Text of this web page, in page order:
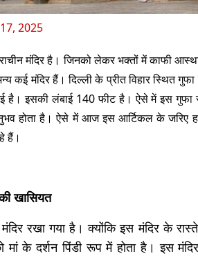
2025
मंदिर है। जिनको लेकर भक्तों में काफी
कई मंदिर हैं। दिल्ली के प्रीत विहार स्थित गुफा
है। इसकी लंबाई 140 फीट है। ऐसे में इस गुफा
होता है। ऐसे में आज इस आर्टिकल के जरिए
हैं।
खासियत
रखा गया है। क्योंकि इस मंदिर के
के दर्शन पिंडी रूप में होता है। इस